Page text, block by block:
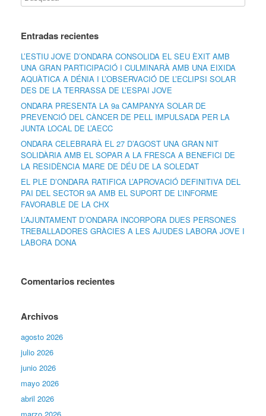
Entradas recientes
L’ESTIU JOVE D’ONDARA CONSOLIDA EL SEU ÈXIT AMB
UNA GRAN PARTICIPACIÓ I CULMINARÀ AMB UNA EIXIDA
AQUÀTICA A DÉNIA I L’OBSERVACIÓ DE L’ECLIPSI SOLAR
DES DE LA TERRASSA DE L’ESPAI JOVE
ONDARA PRESENTA LA 9a CAMPANYA SOLAR DE
PREVENCIÓ DEL CÀNCER DE PELL IMPULSADA PER LA
JUNTA LOCAL DE L’AECC
ONDARA CELEBRARÀ EL 27 D’AGOST UNA GRAN NIT
SOLIDÀRIA AMB EL SOPAR A LA FRESCA A BENEFICI DE
LA RESIDÈNCIA MARE DE DÉU DE LA SOLEDAT
EL PLE D’ONDARA RATIFICA L’APROVACIÓ DEFINITIVA DEL
PAI DEL SECTOR 9A AMB EL SUPORT DE L’INFORME
FAVORABLE DE LA CHX
L’AJUNTAMENT D’ONDARA INCORPORA DUES PERSONES
TREBALLADORES GRÀCIES A LES AJUDES LABORA JOVE I
LABORA DONA
Comentarios recientes
Archivos
agosto 2026
julio 2026
junio 2026
mayo 2026
abril 2026
marzo 2026